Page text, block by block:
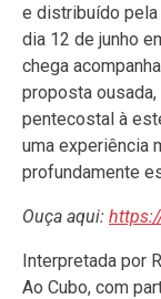
e distribuído
dia 12 de junho
chega
proposta
pentecostal à
uma experiência
profundamente
Ouça aqui:
Interpretada por
Ao Cubo, com